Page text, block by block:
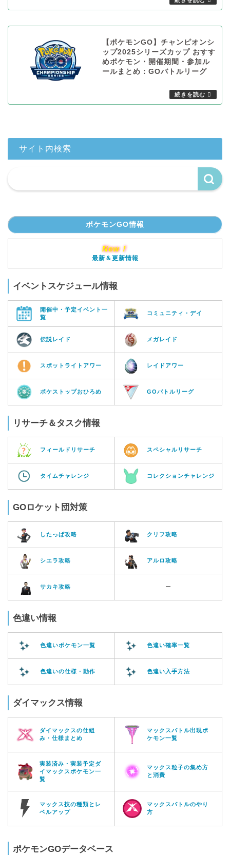
【ポケモンGO】チャンピオンシ
ップ2025シリーズカップ おすす
めポケモン・開催期間・参加ル
ールまとめ：GOバトルリーグ
サイト内検索
ポケモンGO情報
New！
最新＆更新情報
イベントスケジュール情報
開催中・予定イベント一
覧
コミュニティ・デイ
伝説レイド メガレイド
スポットライトアワー レイドアワー
ポケストップおひろめ GOバトルリーグ
リサーチ＆タスク情報
フィールドリサーチ スペシャルリサーチ
タイムチャレンジ コレクションチャレンジ
GOロケット団対策
したっぱ攻略 クリフ攻略
シエラ攻略 アルロ攻略
サカキ攻略 ー
色違い情報
色違いポケモン一覧 色違い確率一覧
色違いの仕様・動作 色違い入手方法
ダイマックス情報
ダイマックスの仕組
み・仕様まとめ
マックスバトル出現ポ
ケモン一覧
実装済み・実装予定ダ
イマックスポケモン一
覧
マックス粒子の集め方
と消費
マックス技の種類とレ
ベルアップ
マックスバトルのやり
方
ポケモンGOデータベース